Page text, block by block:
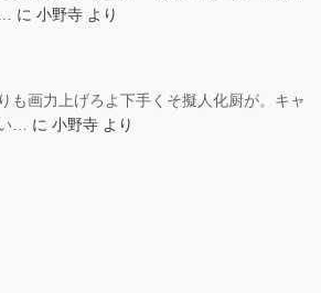
に 小野寺より
も画力上げろよ下手くそ擬人化厨が。キャ
…
に 小野寺より